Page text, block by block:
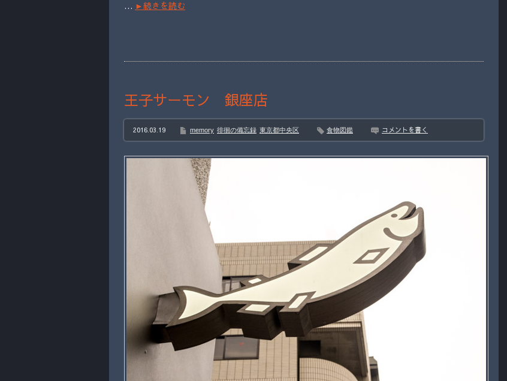
… ►続きを読む
王子サーモン 銀座店
2016.03.19 memory 徘徊の備忘録 東京都中央区 食物図鑑 コメントを書く